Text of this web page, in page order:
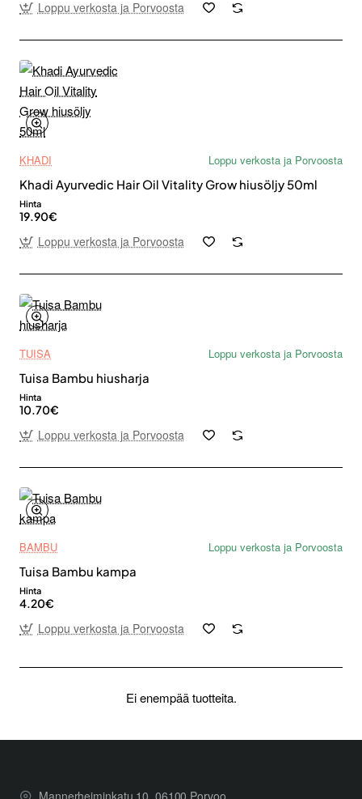
Loppu verkosta ja Porvoosta
KHADI
Loppu verkosta ja Porvoosta
Khadi Ayurvedic Hair Oil Vitality Grow hiusöljy 50ml
Hinta
19.90€
Loppu verkosta ja Porvoosta
TUISA
Loppu verkosta ja Porvoosta
Tuisa Bambu hiusharja
Hinta
10.70€
Loppu verkosta ja Porvoosta
BAMBU
Loppu verkosta ja Porvoosta
Tuisa Bambu kampa
Hinta
4.20€
Loppu verkosta ja Porvoosta
Ei enempää tuotteita.